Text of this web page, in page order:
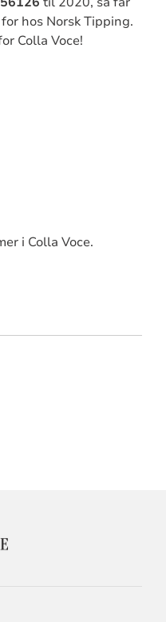
hos Norsk Tipping.
Colla Voce!
i Colla Voce.
KONTAKTINFORMASJON